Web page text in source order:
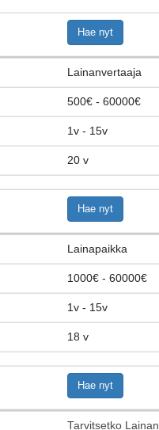
Hae nyt
Lainanvertaaja
500€ - 60000€
1v - 15v
20 v
Hae nyt
Lainapaikka
1000€ - 60000€
1v - 15v
18 v
Hae nyt
Tarvitsetko Lainan